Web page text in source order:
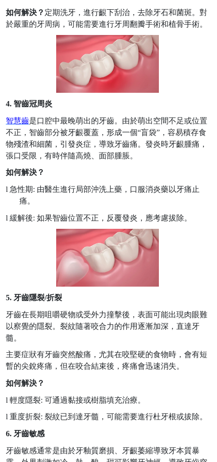
如何解決？ 定期洗牙，進行齦下刮治，去除牙石和菌斑。對
於嚴重的牙周病，可能需要進行牙周翻瓣手術和植骨手術。
4. 智齒冠周炎
智慧齒是口腔中最晚萌出的牙齒。由於萌出空間不足或位置
不正，智齒部分被牙齦覆蓋，形成一個“盲袋”，容易積存食
物殘渣和細菌，引發炎症，導致牙齒痛。發炎時牙齦腫痛，
張口受限，有時伴隨高燒、面部腫脹。
如何解決？
l 急性期: 由醫生進行局部沖洗上藥，口服消炎藥以牙痛止
痛。
l 緩解後: 如果智齒位置不正，反覆發炎，應考慮拔除。
5. 牙齒隱裂/折裂
牙齒在長期咀嚼硬物或受外力撞擊後，表面可能出現肉眼難
以察覺的隱裂。裂紋隨著咬合力的作用逐漸加深，直達牙
髓。
主要症狀有牙齒突然酸痛，尤其在咬堅硬的食物時，會有短
暫的尖銳疼痛，但在咬合結束後，疼痛會迅速消失。
如何解決？
l 輕度隱裂: 可通過黏接或樹脂填充治療。
l 重度折裂: 裂紋已到達牙髓，可能需要進行杜牙根或拔除。
6. 牙齒敏感
牙齒敏感通常是由於牙釉質磨損、牙齦萎縮導致牙本質暴